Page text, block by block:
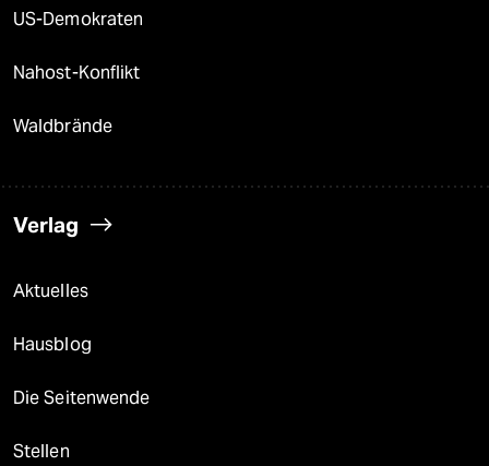
US-Demokraten
Nahost-Konflikt
Waldbrände
Verlag
Aktuelles
Hausblog
Die Seitenwende
Stellen